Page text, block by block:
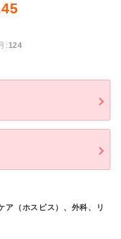
:124
ア（ホスピス）、外科、リ